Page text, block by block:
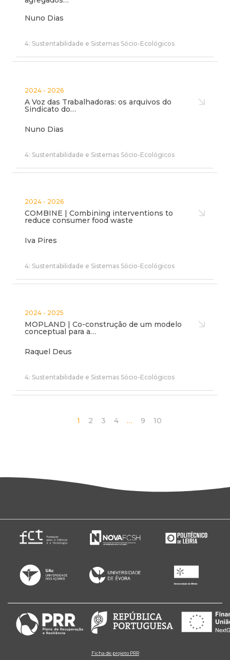
Nuno Dias
4: Sustentabilidade e Sistemas Sócio-Ecológicos
2024 - 2026
A Voz das Trabalhadoras: os arquivos do
Sindicato do…
Nuno Dias
4: Sustentabilidade e Sistemas Sócio-Ecológicos
2024 - 2026
COMBINE | Combining interventions to
reduce consumer food waste
Iva Pires
4: Sustentabilidade e Sistemas Sócio-Ecológicos
2024 - 2025
MOPLAND | Co-construção de um modelo
conceptual para a…
Raquel Deus
4: Sustentabilidade e Sistemas Sócio-Ecológicos
1 2 3 4 … 9 10
Ficha de projeto PRR